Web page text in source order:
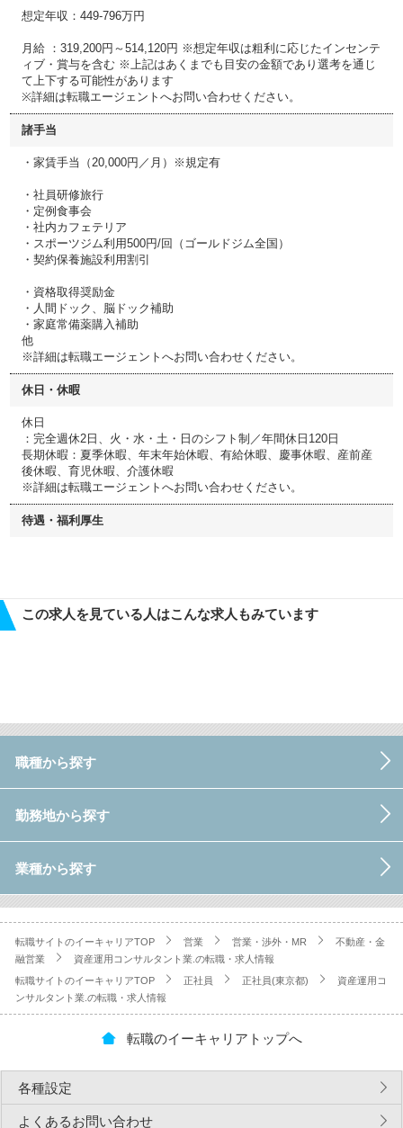
想定年収：449-796万円
月給 ：319,200円～514,120円 ※想定年収は粗利に応じたインセンテ
ィブ・賞与を含む ※上記はあくまでも目安の金額であり選考を通じ
て上下する可能性があります
※詳細は転職エージェントへお問い合わせください。
諸手当
・家賃手当（20,000円／月）※規定有
・社員研修旅行
・定例食事会
・社内カフェテリア
・スポーツジム利用500円/回（ゴールドジム全国）
・契約保養施設利用割引
・資格取得奨励金
・人間ドック、脳ドック補助
・家庭常備薬購入補助
他
※詳細は転職エージェントへお問い合わせください。
休日・休暇
休日
：完全週休2日、火・水・土・日のシフト制／年間休日120日
長期休暇：夏季休暇、年末年始休暇、有給休暇、慶事休暇、産前産
後休暇、育児休暇、介護休暇
※詳細は転職エージェントへお問い合わせください。
待遇・福利厚生
この求人を見ている人はこんな求人もみています
職種から探す
勤務地から探す
業種から探す
転職サイトのイーキャリアTOP 営業 営業・渉外・MR
不動産・金
融営業
資産運用コンサルタント業.の転職・求人情報
転職サイトのイーキャリアTOP 正社員 正社員(東京都)
資産運用コ
ンサルタント業.の転職・求人情報
転職のイーキャリアトップへ
各種設定
よくあるお問い合わせ